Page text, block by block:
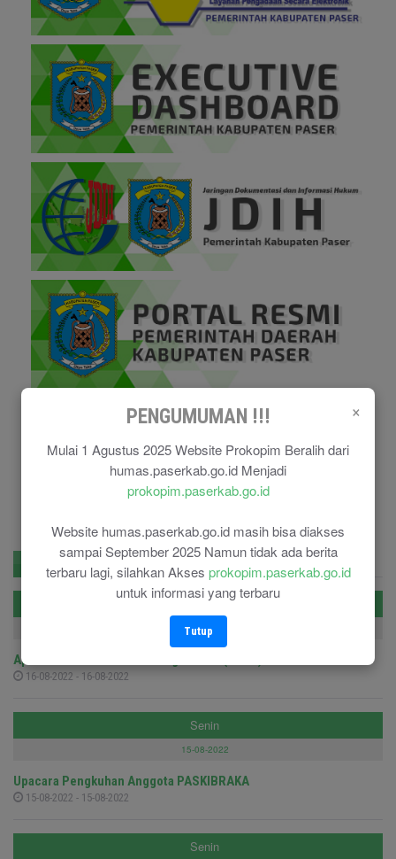
×
PENGUMUMAN !!!
Mulai 1 Agustus 2025 Website Prokopim Beralih dari
humas.paserkab.go.id Menjadi
prokopim.paserkab.go.id
Website humas.paserkab.go.id masih bisa diakses
sampai September 2025 Namun tidak ada berita
terbaru lagi, silahkan Akses prokopim.paserkab.go.id
untuk informasi yang terbaru
Tutup
Agenda Berita Populer Pengumuman
Selasa
16-08-2022
Apel Kehormatan dan Renungan Suci (AKRS) TMP
16-08-2022 - 16-08-2022
Senin
15-08-2022
Upacara Pengkuhan Anggota PASKIBRAKA
15-08-2022 - 15-08-2022
Senin